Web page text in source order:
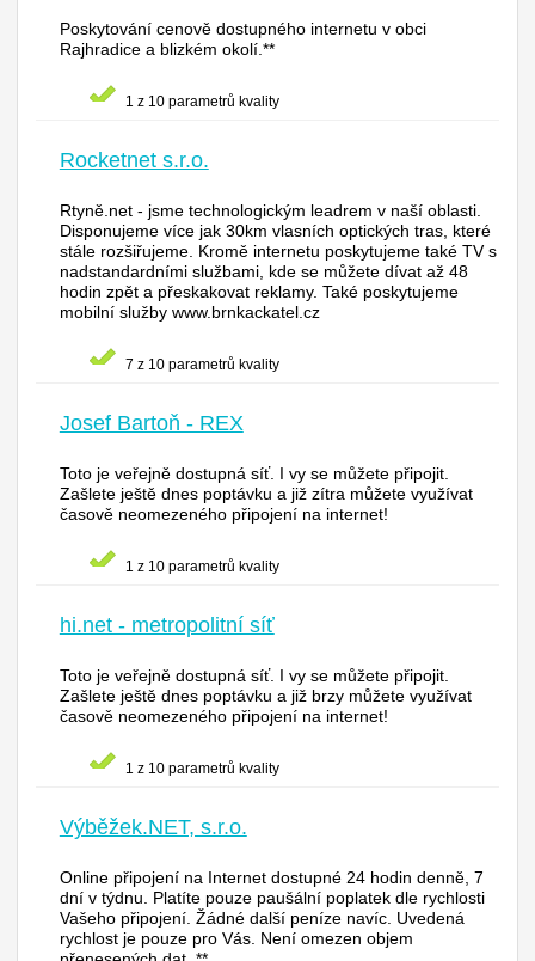
Poskytování cenově dostupného internetu v obci
Rajhradice a blizkém okolí.**
1 z 10 parametrů kvality
Rocketnet s.r.o.
Rtyně.net - jsme technologickým leadrem v naší oblasti.
Disponujeme více jak 30km vlasních optických tras, které
stále rozšiřujeme. Kromě internetu poskytujeme také TV s
nadstandardními službami, kde se můžete dívat až 48
hodin zpět a přeskakovat reklamy. Také poskytujeme
mobilní služby www.brnkackatel.cz
7 z 10 parametrů kvality
Josef Bartoň - REX
Toto je veřejně dostupná síť. I vy se můžete připojit.
Zašlete ještě dnes poptávku a již zítra můžete využívat
časově neomezeného připojení na internet!
1 z 10 parametrů kvality
hi.net - metropolitní síť
Toto je veřejně dostupná síť. I vy se můžete připojit.
Zašlete ještě dnes poptávku a již brzy můžete využívat
časově neomezeného připojení na internet!
1 z 10 parametrů kvality
Výběžek.NET, s.r.o.
Online připojení na Internet dostupné 24 hodin denně, 7
dní v týdnu. Platíte pouze paušální poplatek dle rychlosti
Vašeho připojení. Žádné další peníze navíc. Uvedená
rychlost je pouze pro Vás. Není omezen objem